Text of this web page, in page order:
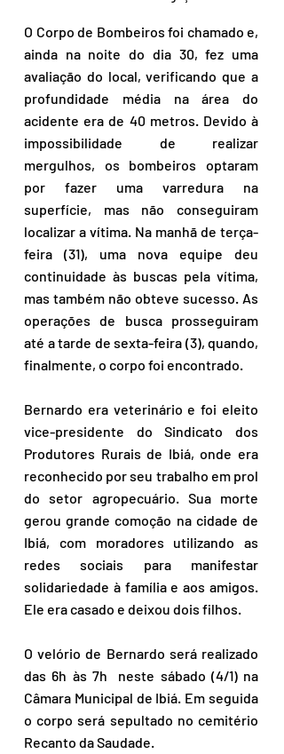
O Corpo de Bombeiros foi chamado e,
ainda na noite do dia 30, fez uma
avaliação do local, verificando que a
profundidade média na área do
acidente era de 40 metros. Devido à
impossibilidade de realizar
mergulhos, os bombeiros optaram
por fazer uma varredura na
superfície, mas não conseguiram
localizar a vítima. Na manhã de terça-
feira (31), uma nova equipe deu
continuidade às buscas pela vítima,
mas também não obteve sucesso. As
operações de busca prosseguiram
até a tarde de sexta-feira (3), quando,
finalmente, o corpo foi encontrado.
Bernardo era veterinário e foi eleito
vice-presidente do Sindicato dos
Produtores Rurais de Ibiá, onde era
reconhecido por seu trabalho em prol
do setor agropecuário. Sua morte
gerou grande comoção na cidade de
Ibiá, com moradores utilizando as
redes sociais para manifestar
solidariedade à família e aos amigos.
Ele era casado e deixou dois filhos.
O velório de Bernardo será realizado
das 6h às 7h  neste sábado (4/1) na
Câmara Municipal de Ibiá. Em seguida
o corpo será sepultado no cemitério
Recanto da Saudade.